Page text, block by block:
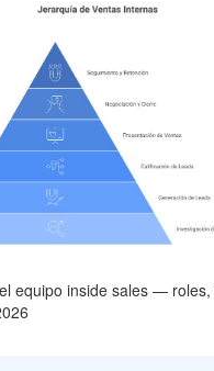
equipo inside sales —